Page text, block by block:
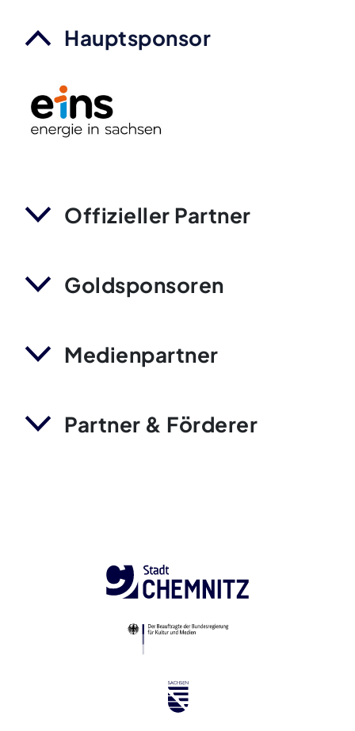
Hauptsponsor
Offizieller Partner
Goldsponsoren
Medienpartner
Partner & Förderer